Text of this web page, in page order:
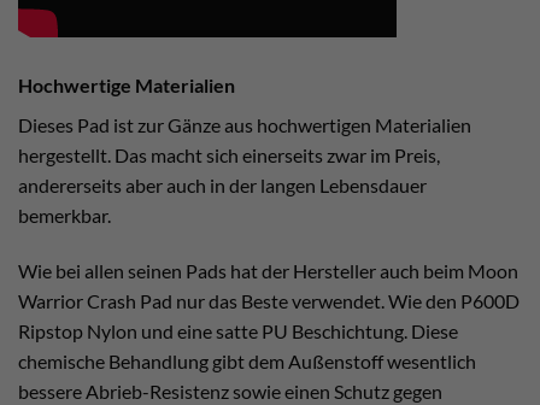
Hochwertige Materialien
Dieses Pad ist zur Gänze aus hochwertigen Materialien
hergestellt. Das macht sich einerseits zwar im Preis,
andererseits aber auch in der langen Lebensdauer
bemerkbar.
Wie bei allen seinen Pads hat der Hersteller auch beim Moon
Warrior Crash Pad nur das Beste verwendet. Wie den P600D
Ripstop Nylon und eine satte PU Beschichtung. Diese
chemische Behandlung gibt dem Außenstoff wesentlich
bessere Abrieb-Resistenz sowie einen Schutz gegen